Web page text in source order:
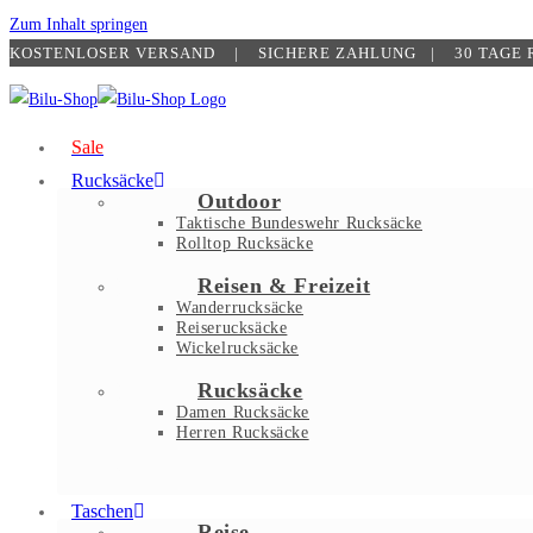
Zum Inhalt springen
KOSTENLOSER VERSAND | SICHERE ZAHLUNG​ | 30 TAGE
Sale
Rucksäcke
Outdoor
Taktische Bundeswehr Rucksäcke
Rolltop Rucksäcke
Reisen & Freizeit
Wanderrucksäcke
Reiserucksäcke
Wickelrucksäcke
Rucksäcke
Damen Rucksäcke
Herren Rucksäcke
Taschen